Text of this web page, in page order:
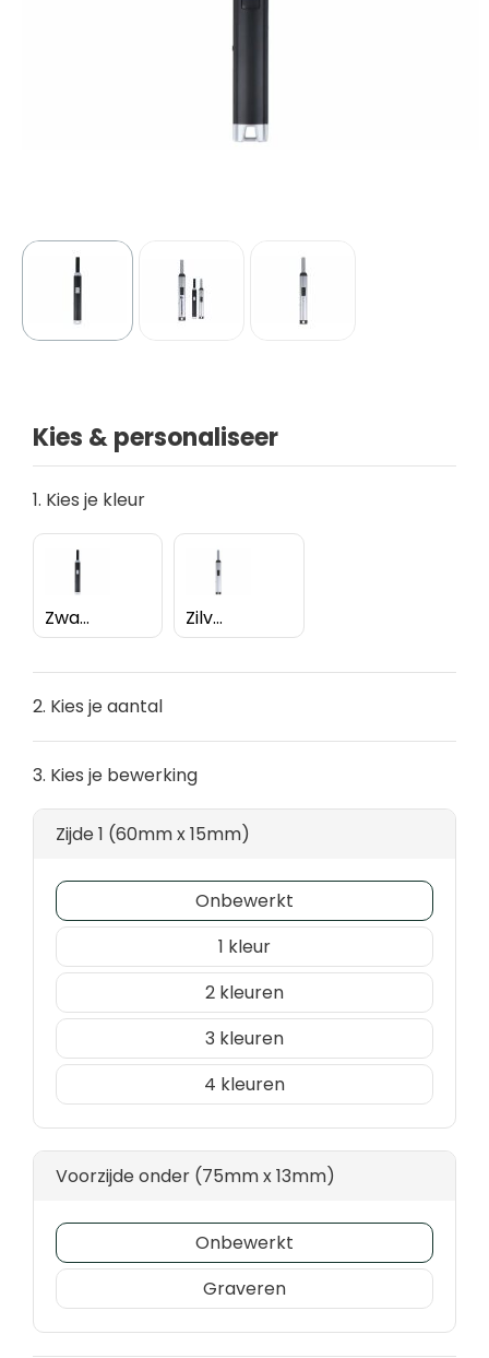
Kies & personaliseer
1. Kies je kleur
Zwart Zilver
2. Kies je aantal
3. Kies je bewerking
Zijde 1 (60mm x 15mm)
Onbewerkt
1
2
3
4
Voorzijde onder (75mm x 13mm)
Onbewerkt
Graveren